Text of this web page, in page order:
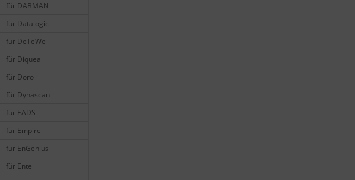
für DABMAN
für Datalogic
für DeTeWe
für Diquea
für Doro
für Dynascan
für EADS
für Empire
für EnGenius
für Entel